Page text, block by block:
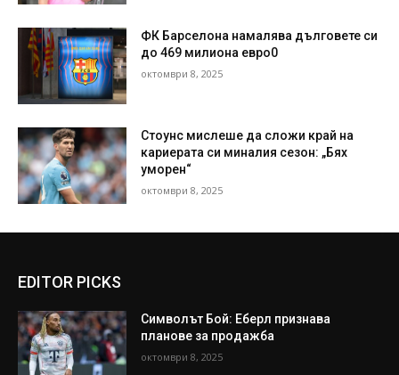
ФК Барселона намалява дълговете си
до 469 милиона евро0
октомври 8, 2025
Стоунс мислеше да сложи край на
кариерата си миналия сезон: „Бях
уморен“
октомври 8, 2025
EDITOR PICKS
Символът Бой: Еберл признава
планове за продажба
октомври 8, 2025